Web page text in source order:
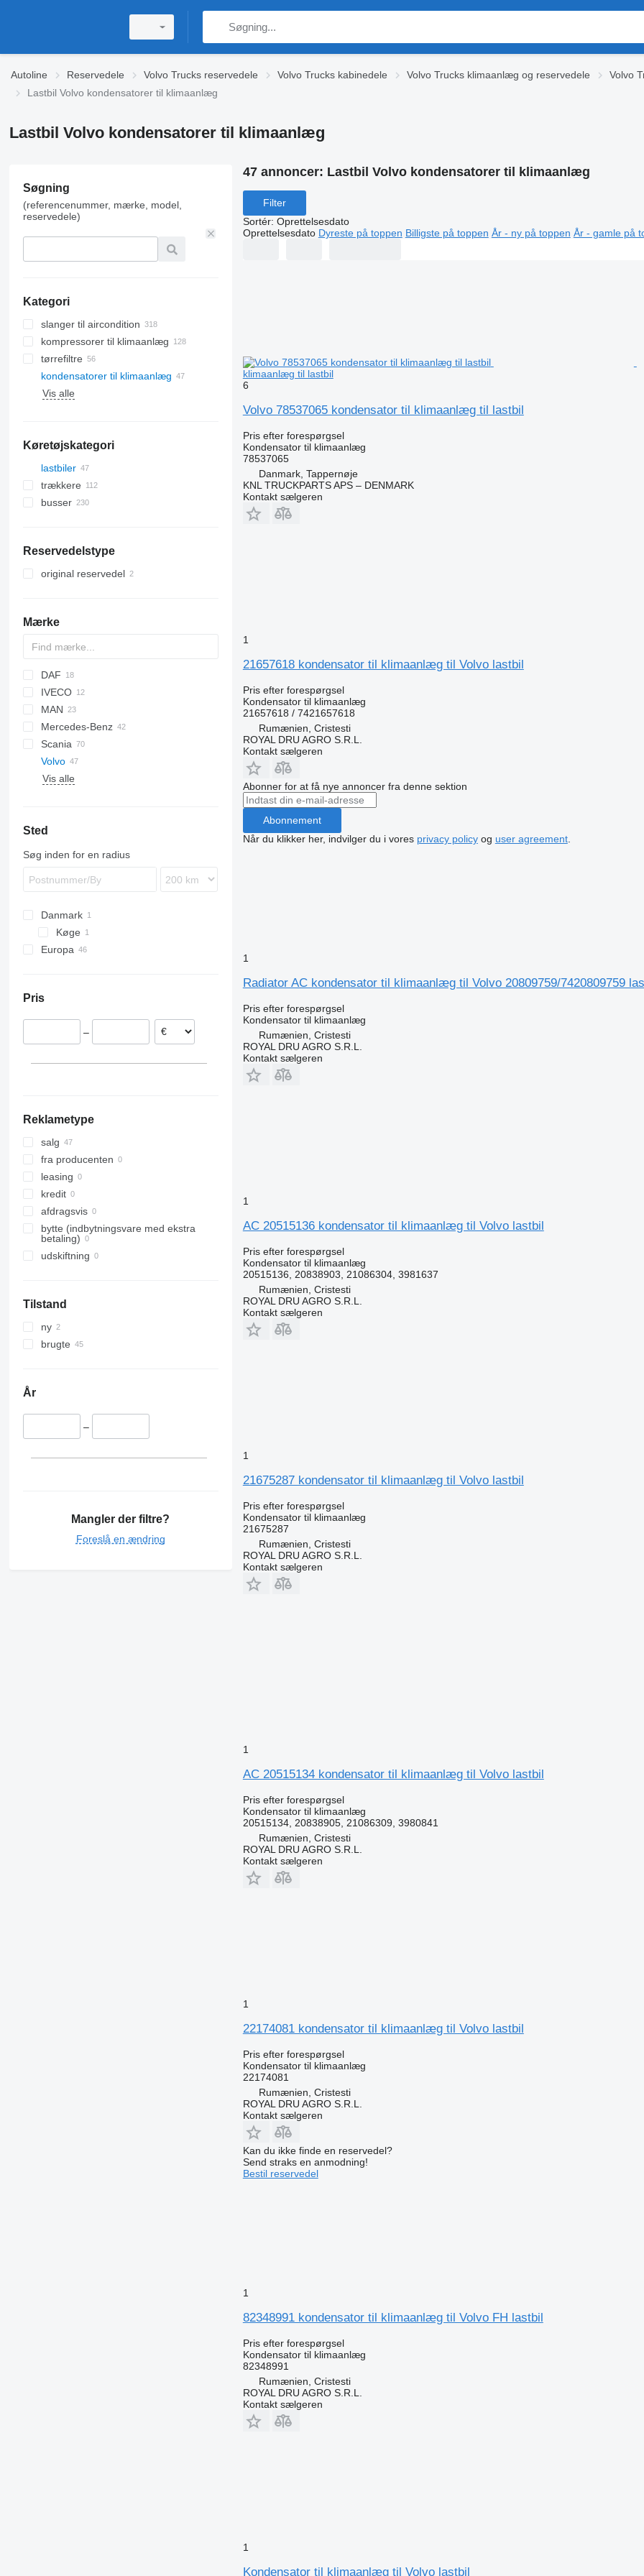
Autoline Reservedele Volvo Trucks reservedele Volvo Trucks kabinedele Volvo Trucks klimaanlæg og reservedele
Volvo
Lastbil Volvo kondensatorer til klimaanlæg
Lastbil Volvo kondensatorer til klimaanlæg
Søgning
(referencenummer, mærke, model,
reservedele)
Kategori
slanger til aircondition
kompressorer til klimaanlæg
tørrefiltre
kondensatorer til klimaanlæg
Vis alle
Køretøjskategori
lastbiler
trækkere
busser
Reservedelstype
original reservedel
Mærke
Jumper
DAF
CF
LF
XF
IVECO
EuroCargo
EuroStar
Eurotech
Eurotrakker
Stralis
MAN
TGA
TGL
TGX
Mercedes-Benz
A-Class
Actros
Antos
Canter
Canter
Cabstar
Magnum
Midlum
Premium
Scania
Transporter
Volvo
FH
Vis alle
Sted
Søg inden for en radius
Danmark
Køge
Europa
Litauen
Spanien
Pris
–
Reklametype
salg
fra producenten
leasing
kredit
afdragsvis
bytte (indbytningsvare med ekstra
betaling)
udskiftning
Tilstand
ny
brugte
År
–
Mangler der filtre?
Foreslå en ændring
47 annoncer: Lastbil Volvo kondensatorer til klimaanlæg
Filter
Sortér: Oprettelsesdato
Oprettelsesdato Dyreste på toppen Billigste på toppen År - ny på toppen År - gamle på
klimaanlæg til lastbil
6
Volvo 78537065 kondensator til klimaanlæg til lastbil
Pris efter forespørgsel
Kondensator til klimaanlæg
78537065
Danmark, Tappernøje
KNL TRUCKPARTS APS – DENMARK
Kontakt sælgeren
1
21657618 kondensator til klimaanlæg til Volvo lastbil
Pris efter forespørgsel
Kondensator til klimaanlæg
21657618 / 7421657618
Rumænien, Cristesti
ROYAL DRU AGRO S.R.L.
Kontakt sælgeren
Abonner for at få nye annoncer fra denne sektion
Abonnement
Når du klikker her, indvilger du i vores privacy policyog user agreement.
1
Radiator AC kondensator til klimaanlæg til Volvo 20809759/7420809759
Pris efter forespørgsel
Kondensator til klimaanlæg
Rumænien, Cristesti
ROYAL DRU AGRO S.R.L.
Kontakt sælgeren
1
AC 20515136 kondensator til klimaanlæg til Volvo lastbil
Pris efter forespørgsel
Kondensator til klimaanlæg
20515136, 20838903, 21086304, 3981637
Rumænien, Cristesti
ROYAL DRU AGRO S.R.L.
Kontakt sælgeren
1
21675287 kondensator til klimaanlæg til Volvo lastbil
Pris efter forespørgsel
Kondensator til klimaanlæg
21675287
Rumænien, Cristesti
ROYAL DRU AGRO S.R.L.
Kontakt sælgeren
1
AC 20515134 kondensator til klimaanlæg til Volvo lastbil
Pris efter forespørgsel
Kondensator til klimaanlæg
20515134, 20838905, 21086309, 3980841
Rumænien, Cristesti
ROYAL DRU AGRO S.R.L.
Kontakt sælgeren
1
22174081 kondensator til klimaanlæg til Volvo lastbil
Pris efter forespørgsel
Kondensator til klimaanlæg
22174081
Rumænien, Cristesti
ROYAL DRU AGRO S.R.L.
Kontakt sælgeren
Kan du ikke finde en reservedel?
Send straks en anmodning!
Bestil reservedel
1
82348991 kondensator til klimaanlæg til Volvo FH lastbil
Pris efter forespørgsel
Kondensator til klimaanlæg
82348991
Rumænien, Cristesti
ROYAL DRU AGRO S.R.L.
Kontakt sælgeren
1
Kondensator til klimaanlæg til Volvo lastbil